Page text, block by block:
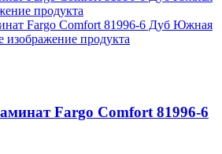
Fargo Comfort 81996-6